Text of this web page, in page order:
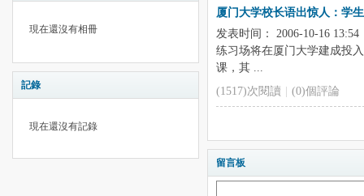
現在還沒有相冊
記錄
現在還沒有記錄
厦门大学校长语出惊人：学
发表时间： 2006-10-16
练习场将在厦门大学建成投
课，其 ...
(1517)次閱讀 | (0)個評論
留言板